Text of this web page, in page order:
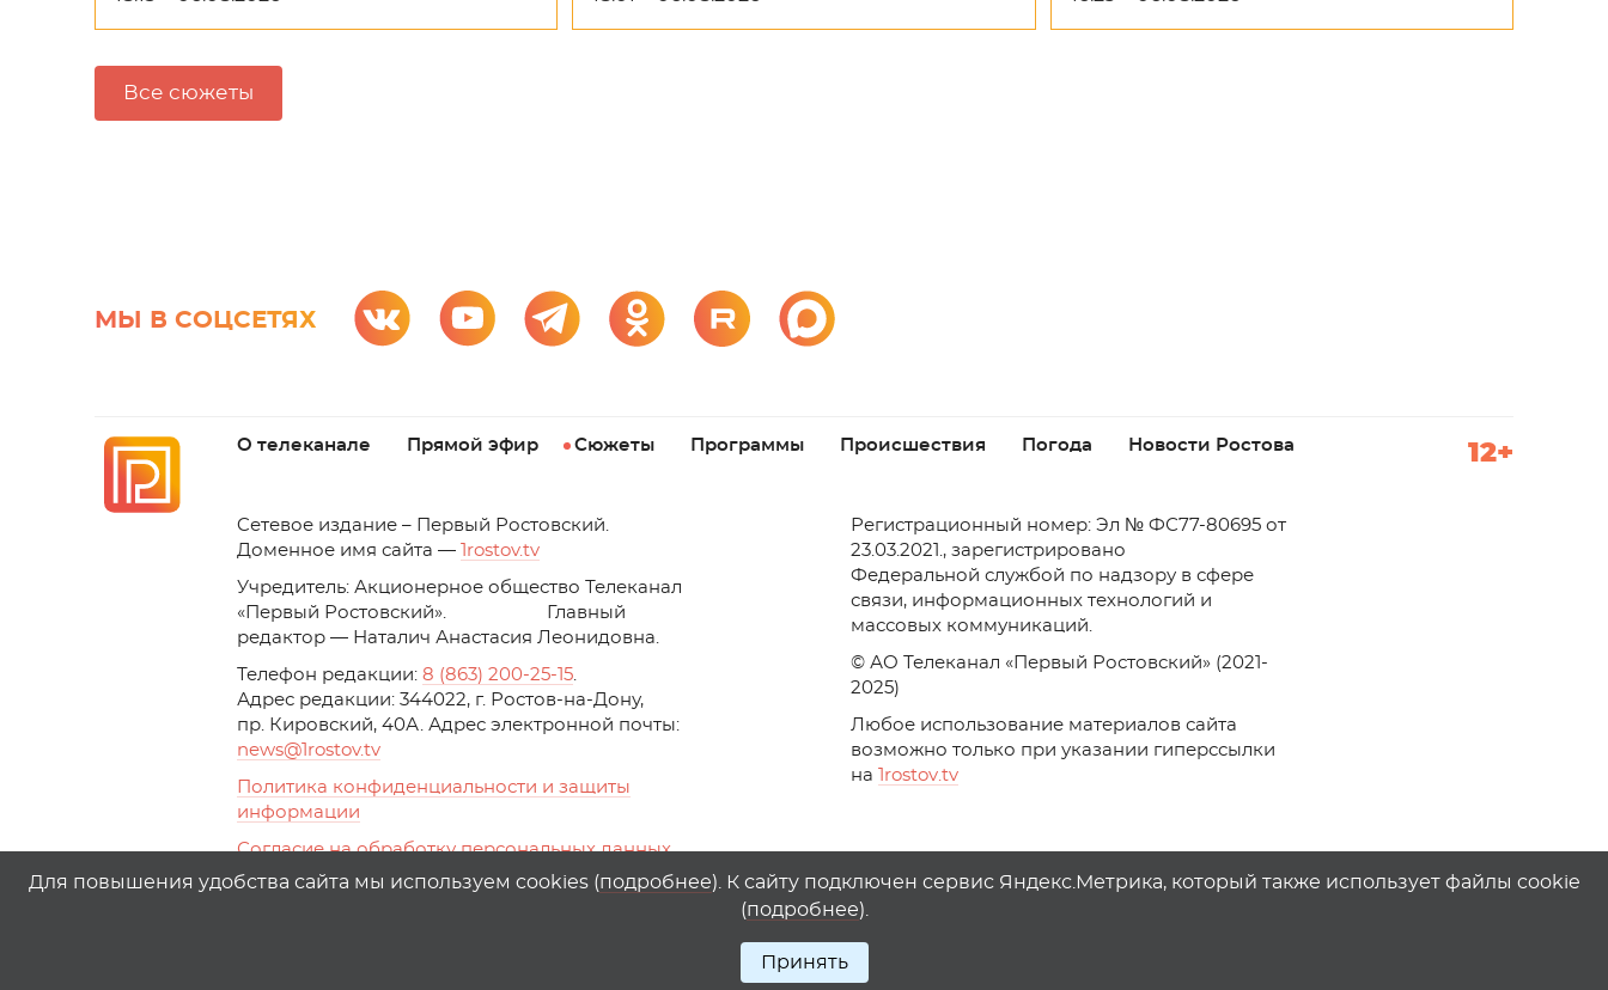
Все сюжеты
МЫ В СОЦСЕТЯХ
О телеканале Прямой эфир Сюжеты Программы Происшествия Погода Новости Ростова 12+
Cетевое издание – Первый Ростовский.
Доменное имя сайта —
1rostov.tv
Учредитель: Акционерное общество Телеканал
«Первый Ростовский». Главный
редактор — Наталич Анастасия Леонидовна.
Телефон редакции: 8 (863) 200-25-15.
Адрес редакции: 344022, г. Ростов-на-Дону,
пр. Кировский, 40А. Адрес электронной почты:
news@1rostov.tv
Политика конфиденциальности и защиты
информации
Согласие на обработку персональных данных
с помощью сервисов Yandex.Metrika, top.mail.ru
Регистрационный номер: Эл № ФС77-80695 от
23.03.2021., зарегистрировано
Федеральной службой по надзору в сфере
связи, информационных технологий и
массовых коммуникаций.
© АО Телеканал «Первый Ростовский» (2021-
2025)
Любое использование материалов сайта
возможно только при указании гиперссылки
на
rostov.tv
Для повышения удобства сайта мы используем cookies (подробнее). К сайту подключен сервис Яндекс.Метрика, который также использует файлы cookie
(подробнее).
Принять